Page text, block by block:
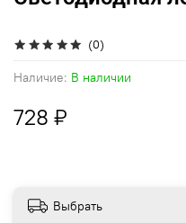
(0)
Наличие: В наличии
728 ₽
Выбрать